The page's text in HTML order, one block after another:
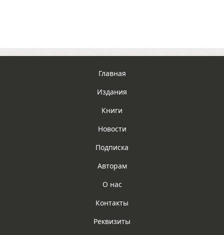
Главная
Издания
Книги
Новости
Подписка
Авторам
О нас
Контакты
Реквизиты